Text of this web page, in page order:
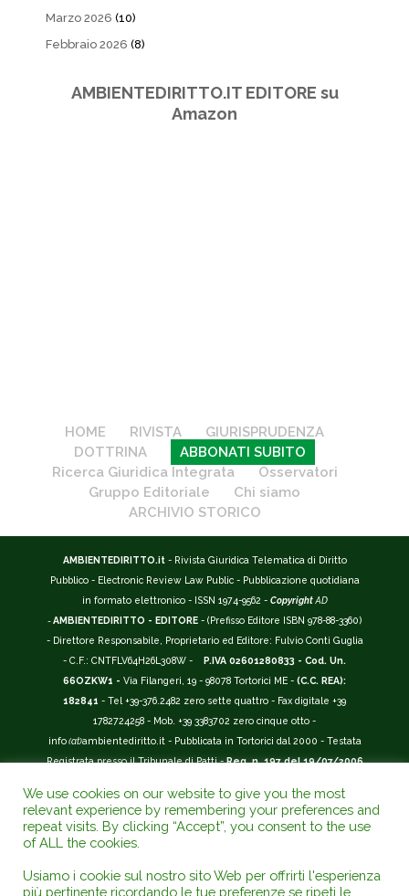
Marzo 2026 (10)
Febbraio 2026 (8)
AMBIENTEDIRITTO.IT EDITORE su
Amazon
HOME RIVISTA
GIURISPRUDENZA
DOTTRINA
ABBONATI SUBITO
Ricerca Giuridica Integrata
Osservatori
Gruppo Editoriale
Chi siamo
ARCHIVIO STORICO
AMBIENTEDIRITTO.it - Rivista Giuridica Telematica di Diritto
Pubblico - Electronic Review Law Public - Pubblicazione quotidiana
in formato elettronico - ISSN 1974-9562 - Copyright AD
-AMBIENTEDIRITTO - EDITORE - (Prefisso Editore ISBN 978-88-3360)
- Direttore Responsabile, Proprietario ed Editore: Fulvio Conti Guglia
- C.F.: CNTFLV64H26L308W -
P.IVA 02601280833 - Cod. Un.
66OZKW1 - Via Filangeri, 19 - 98078 Tortorici ME - (C.C. REA):
182841 - Tel +39-376.2482 zero sette quattro - Fax digitale +39
1782724258 - Mob. +39 3383702 zero cinque otto -
info(at)ambientediritto.it - Pubblicata in Tortorici dal 2000 - Testata
Registrata presso il Tribunale di Patti -Reg. n. 197 del 19/07/2006
__________
La Rivista Giuridica AMBIENTEDIRITTO.IT ISSN 1974-9562
riconosciuta ed inserita nell'Area 12 - (
Universitario e della Ricerca (D.P.R. n.76/2010). Valutazione della Qualità della
We use cookies on our website to give you the most
relevant experience by remembering your preferences and
repeat visits. By clicking “Accept”, you consent to the use
of ALL the cookies.
Usiamo i cookie sul nostro sito Web per offrirti l'esperienza
più pertinente ricordando le tue preferenze se ripeti le